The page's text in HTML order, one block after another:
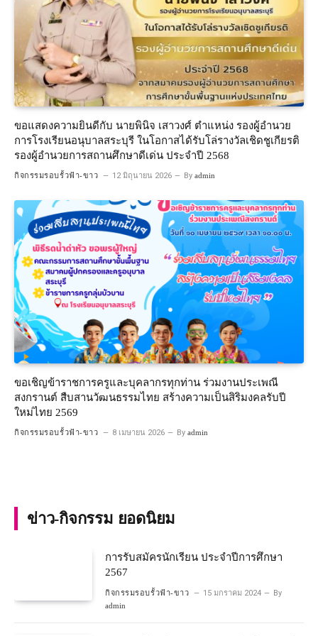
ขอแสดงความยินดีกับ นายพินิจ เสาวงศ์ ตำแหน่ง รองผู้อำนวย
การโรงเรียนอนุบาลสระบุรี ในโอกาสได้รับโล่รางวัลเชิดชูเกียรติ
รองผู้อำนวยการสถานศึกษาดีเด่น ประจำปี 2568
กิจกรรมรอบรั้วฟ้า-ขาว 12 มิถุนายน 2026 By admin
ขอเชิญข้าราชการครูและบุคลากรทุกท่าน ร่วมงานประเพณี
สงกรานต์ สืบสานวัฒนธรรมไทย สร้างความเป็นสิริมงคลรับปี
ใหม่ไทย 2569
กิจกรรมรอบรั้วฟ้า-ขาว 8 เมษายน 2026 By admin
ข่าว-กิจกรรม ยอดนิยม
การรับสมัครนักเรียน ประจำปีการศึกษา
2567
กิจกรรมรอบรั้วฟ้า-ขาว 15 มกราคม 2024 By
admin